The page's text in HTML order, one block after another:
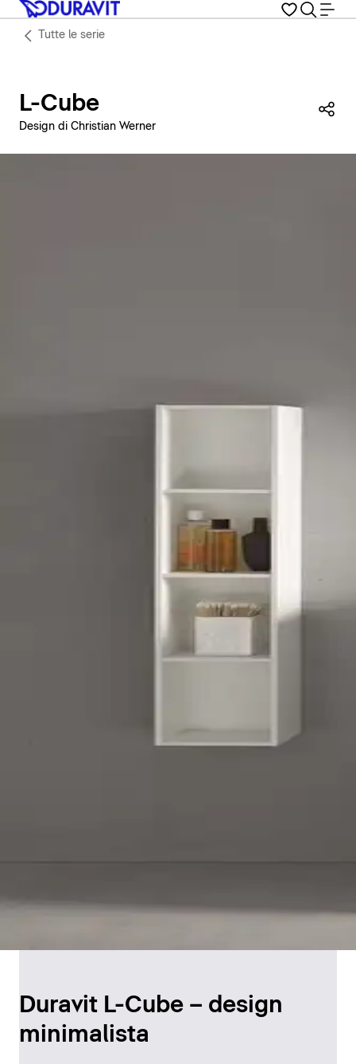
Tutte le serie
L-Cube
Design di Christian Werner
Duravit L-Cube – design
minimalista